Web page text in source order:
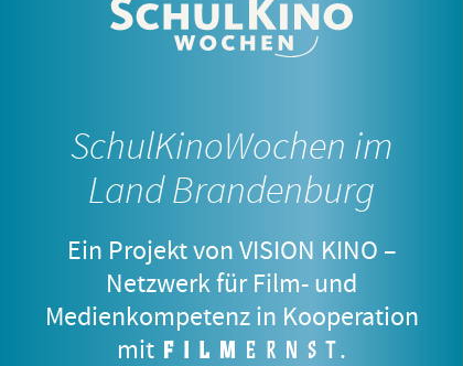
MIRA
5.–7. Jahrgangsstufe
SchulKinoWochen im
Land Brandenburg
Ein Projekt von VISION KINO –
Netzwerk für Film- und
Medienkompetenz in Kooperation
mit
.